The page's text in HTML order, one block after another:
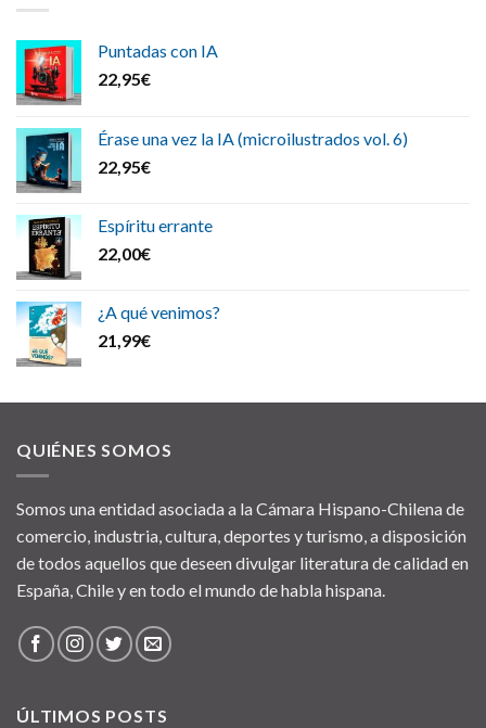
Puntadas con IA
22,95€
Érase una vez la IA (microilustrados vol. 6)
22,95€
Espíritu errante
22,00€
¿A qué venimos?
21,99€
QUIÉNES SOMOS
Somos una entidad asociada a la Cámara Hispano-Chilena de
comercio, industria, cultura, deportes y turismo, a disposición
de todos aquellos que deseen divulgar literatura de calidad en
España, Chile y en todo el mundo de habla hispana.
ÚLTIMOS POSTS